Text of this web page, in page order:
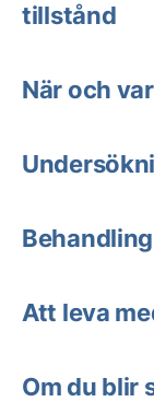
tillstånd
När och
Behandling
Att leva
Om du blir